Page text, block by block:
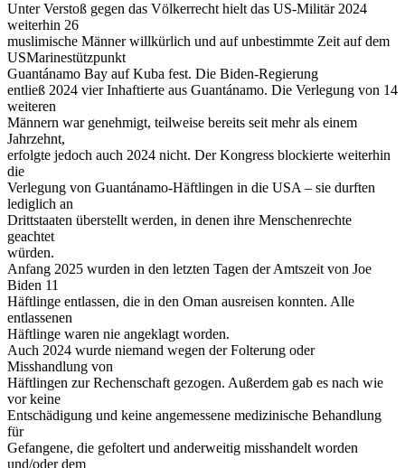
Unter Verstoß gegen das Völkerrecht hielt das US-Militär 2024
weiterhin 26
muslimische Männer willkürlich und auf unbestimmte Zeit auf dem
USMarinestützpunkt
Guantánamo Bay auf Kuba fest. Die Biden-Regierung
entließ 2024 vier Inhaftierte aus Guantánamo. Die Verlegung von 14
weiteren
Männern war genehmigt, teilweise bereits seit mehr als einem
Jahrzehnt,
erfolgte jedoch auch 2024 nicht. Der Kongress blockierte weiterhin
die
Verlegung von Guantánamo-Häftlingen in die USA – sie durften
lediglich an
Drittstaaten überstellt werden, in denen ihre Menschenrechte
geachtet
würden.
Anfang 2025 wurden in den letzten Tagen der Amtszeit von Joe
Biden 11
Häftlinge entlassen, die in den Oman ausreisen konnten. Alle
entlassenen
Häftlinge waren nie angeklagt worden.
Auch 2024 wurde niemand wegen der Folterung oder
Misshandlung von
Häftlingen zur Rechenschaft gezogen. Außerdem gab es nach wie
vor keine
Entschädigung und keine angemessene medizinische Behandlung
für
Gefangene, die gefoltert und anderweitig misshandelt worden
und/oder dem